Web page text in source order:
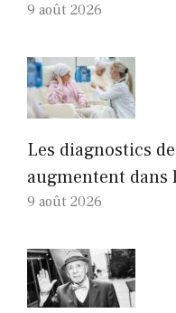
9 août 2026
Les diagnostics
augmentent dans
9 août 2026